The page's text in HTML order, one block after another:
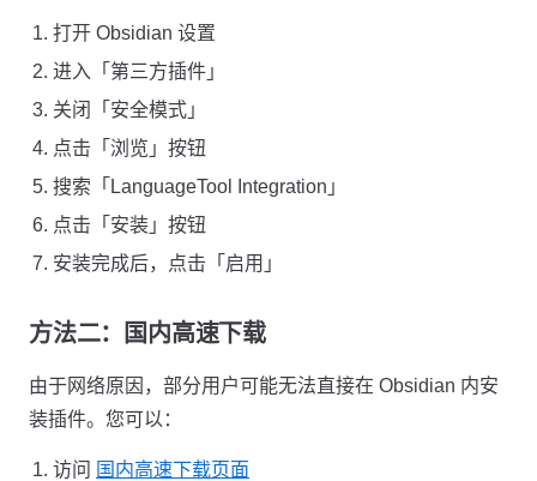
打开 Obsidian 设置
进入「第三方插件」
关闭「安全模式」
点击「浏览」按钮
搜索「LanguageTool Integration」
点击「安装」按钮
安装完成后，点击「启用」
方法二：国内高速下载
由于网络原因，部分用户可能无法直接在 Obsidian 内安
装插件。您可以：
访问 国内高速下载页面